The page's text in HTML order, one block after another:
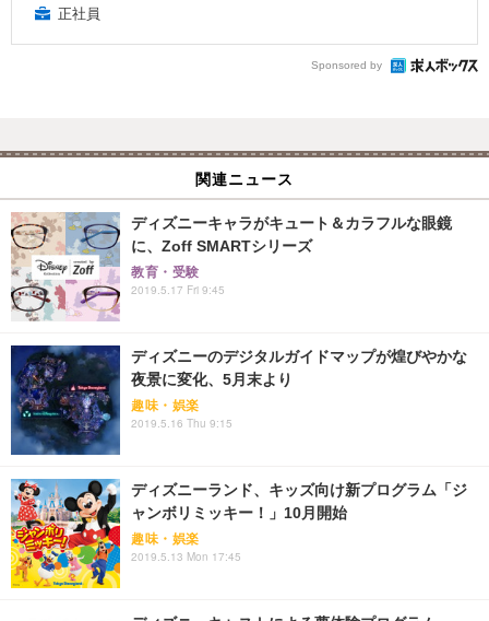
正社員
Sponsored by
関連ニュース
ディズニーキャラがキュート＆カラフルな眼鏡
に、Zoff SMARTシリーズ
教育・受験
2019.5.17 Fri 9:45
ディズニーのデジタルガイドマップが煌びやかな
夜景に変化、5月末より
趣味・娯楽
2019.5.16 Thu 9:15
ディズニーランド、キッズ向け新プログラム「ジ
ャンボリミッキー！」10月開始
趣味・娯楽
2019.5.13 Mon 17:45